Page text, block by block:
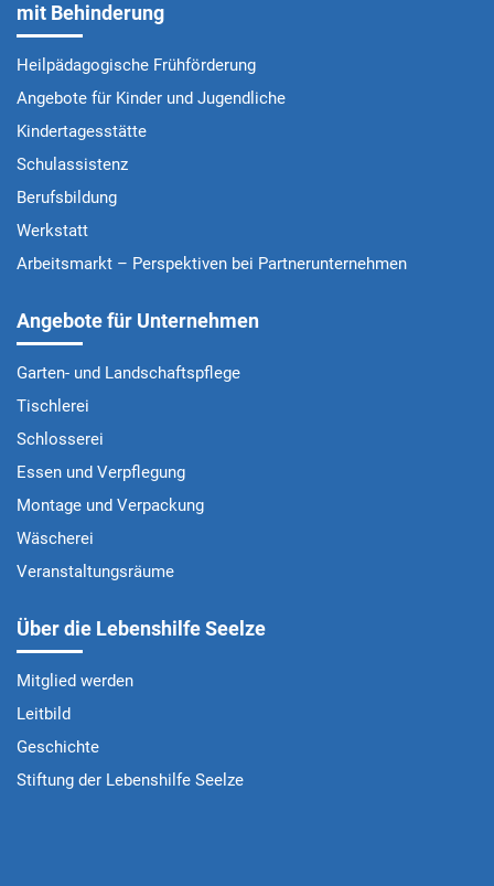
mit Behinderung
Heilpädagogische Frühförderung
Angebote für Kinder und Jugendliche
Kindertagesstätte
Schulassistenz
Berufsbildung
Werkstatt
Arbeitsmarkt – Perspektiven bei Partnerunternehmen
Angebote für Unternehmen
Garten- und Landschaftspflege
Tischlerei
Schlosserei
Essen und Verpflegung
Montage und Verpackung
Wäscherei
Veranstaltungsräume
Über die Lebenshilfe Seelze
Mitglied werden
Leitbild
Geschichte
Stiftung der Lebenshilfe Seelze